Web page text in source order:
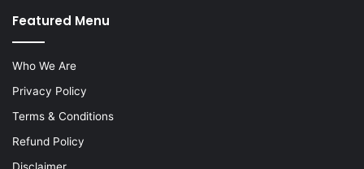
Featured Menu
Who We Are
Privacy Policy
Terms & Conditions
Refund Policy